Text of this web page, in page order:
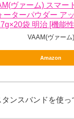
ヴァーム) スマー
ーターパウダー ア
袋 明治 [機能
VAAM(ヴァーム)
Amazon
ンスバンドを使っ